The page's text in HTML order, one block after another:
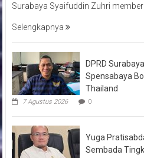
Surabaya Syaifuddin Zuhri
Selengkapnya
DPRD
Spensabaya
Thailand
7 Agustus 2026 0
Yuga
Sembada